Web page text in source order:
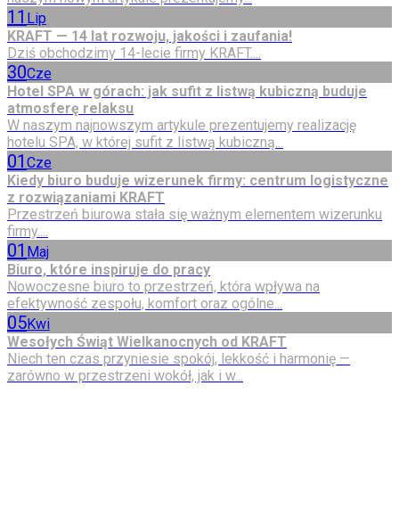
11 Lip
KRAFT — 14 lat rozwoju, jakości i zaufania!
Dziś obchodzimy 14-lecie firmy KRAFT....
30Cze
Hotel SPA w górach: jak sufit z listwą kubiczną buduje
atmosferę relaksu
W naszym najnowszym artykule prezentujemy realizację
hotelu SPA, w której sufit z listwą kubiczną...
01 Cze
Kiedy biuro buduje wizerunek firmy: centrum logistyczne
z rozwiązaniami KRAFT
Przestrzeń biurowa stała się ważnym elementem wizerunku
firmy....
01 Maj
Biuro, które inspiruje do pracy
Nowoczesne biuro to przestrzeń, która wpływa na
efektywność zespołu, komfort oraz ogólne...
05Kwi
Wesołych Świąt Wielkanocnych od KRAFT
Niech ten czas przyniesie spokój, lekkość i harmonię —
zarówno w przestrzeni wokół, jak i w...